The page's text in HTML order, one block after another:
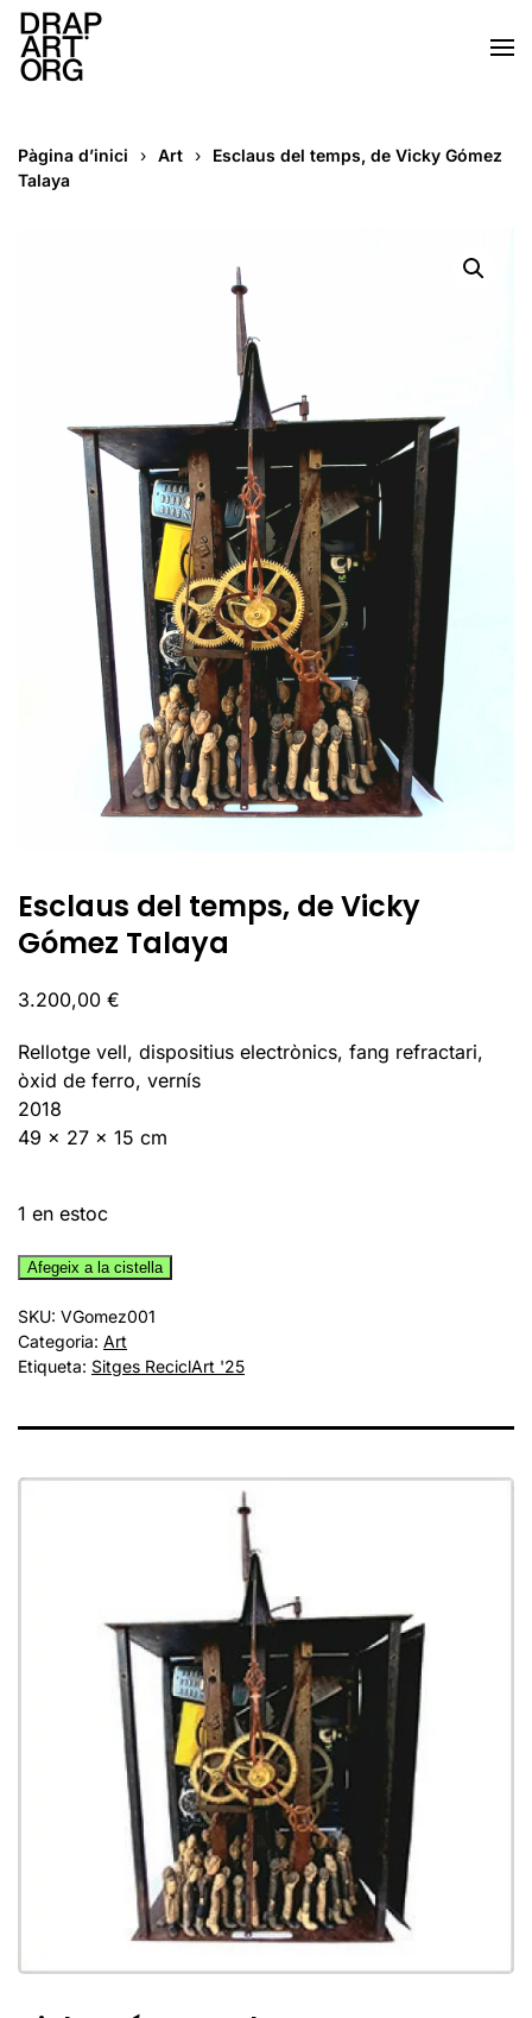
Skip to main content
Pàgina d’inici Art
Esclaus del temps, de Vicky Gómez
Talaya
Esclaus del temps, de Vicky
Gómez Talaya
3.200,00 €
Rellotge vell, dispositius electrònics, fang refractari,
òxid de ferro, vernís
2018
49 x 27 x 15 cm
1 en estoc
quantitat
Esclaus
del
temps,
Vicky
Afegeix a la cistella
SKU: VGomez001
Categoria: Art
Etiqueta: Sitges ReciclArt '25